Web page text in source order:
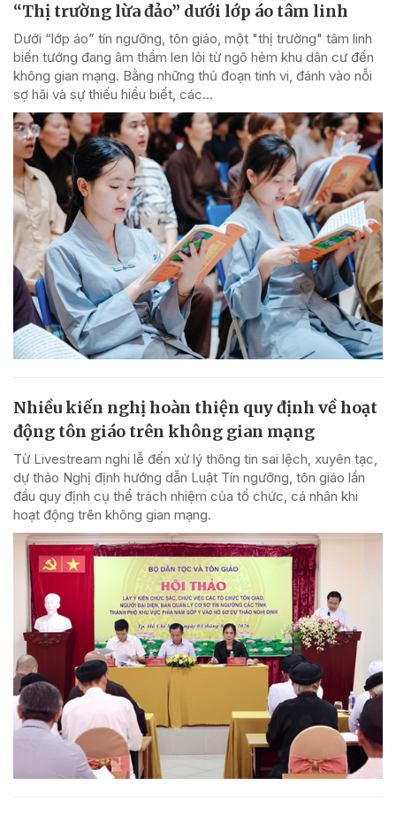
“Thị trường lừa đảo” dưới lớp áo tâm linh
Dưới “lớp áo” tín ngưỡng, tôn giáo, một "thị trường" tâm linh
biến tướng đang âm thầm len lỏi từ ngõ hẻm khu dân cư đến
không gian mạng. Bằng những thủ đoạn tinh vi, đánh vào nỗi
sợ hãi và sự thiếu hiểu biết, các...
Nhiều kiến nghị hoàn thiện quy định về hoạt
động tôn giáo trên không gian mạng
Từ Livestream nghi lễ đến xử lý thông tin sai lệch, xuyên tạc,
dự thảo Nghị định hướng dẫn Luật Tín ngưỡng, tôn giáo lần
đầu quy định cụ thể trách nhiệm của tổ chức, cá nhân khi
hoạt động trên không gian mạng.